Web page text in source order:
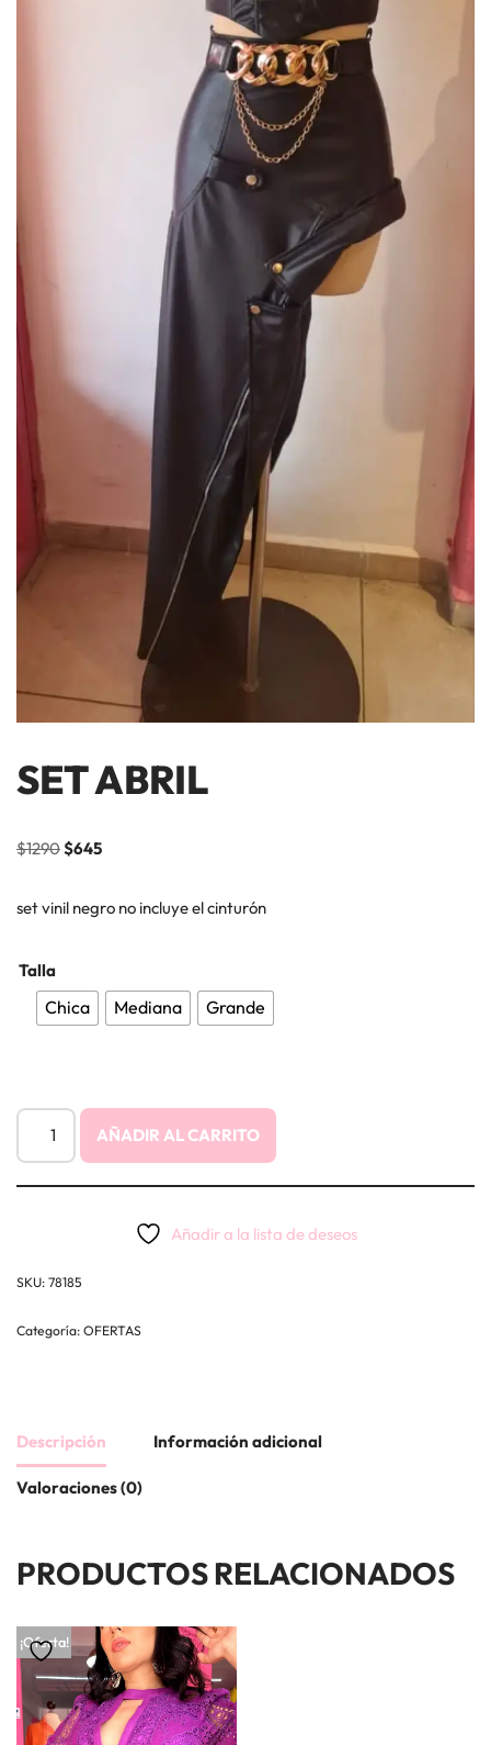
SET ABRIL
$1290$645
set vinil negro no incluye el cinturón
Talla
Chica Mediana Grande
AÑADIR AL CARRITO
Añadir a la lista de deseos
SKU: 78185
Categoría: OFERTAS
Descripción Información adicional
Valoraciones (0)
PRODUCTOS RELACIONADOS
¡Oferta!